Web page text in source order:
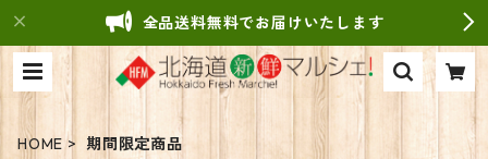
全品送料無料でお届けいたします
HOME 期間限定商品